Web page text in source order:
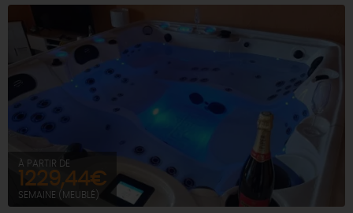
À PARTIR DE
1229,44€
SEMAINE (MEUBLÉ)